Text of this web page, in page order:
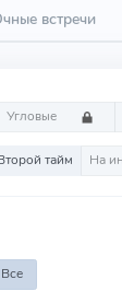
встречи
Угловые
тайм
Все